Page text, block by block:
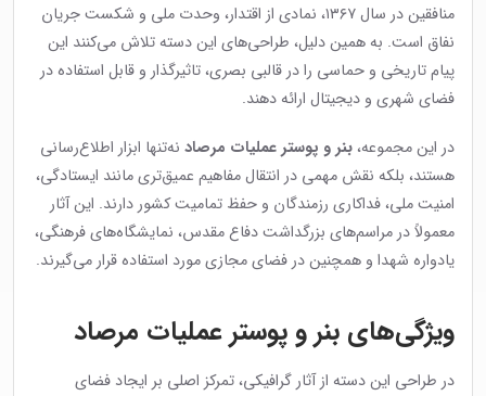
منافقین در سال ۱۳۶۷، نمادی از اقتدار، وحدت ملی و شکست جریان
نفاق است. به همین دلیل، طراحی‌های این دسته تلاش می‌کنند این
پیام تاریخی و حماسی را در قالبی بصری، تاثیرگذار و قابل استفاده در
فضای شهری و دیجیتال ارائه دهند.
در این مجموعه،بنر و پوستر عملیات مرصاد نه‌تنها ابزار اطلاع‌رسانی
هستند، بلکه نقش مهمی در انتقال مفاهیم عمیق‌تری مانند ایستادگی،
امنیت ملی، فداکاری رزمندگان و حفظ تمامیت کشور دارند. این آثار
معمولاً در مراسم‌های بزرگداشت دفاع مقدس، نمایشگاه‌های فرهنگی،
یادواره شهدا و همچنین در فضای مجازی مورد استفاده قرار می‌گیرند.
ویژگی‌های بنر و پوستر عملیات مرصاد
در طراحی این دسته از آثار گرافیکی، تمرکز اصلی بر ایجاد فضای